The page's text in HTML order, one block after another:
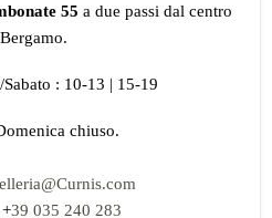
55 a due passi dal centro
: 10-13 | 15-19
chiuso.
39 035 240 283